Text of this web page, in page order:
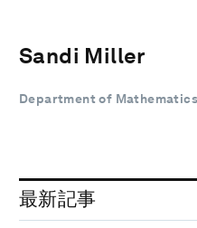
Sandi Miller
Department of
最新記事